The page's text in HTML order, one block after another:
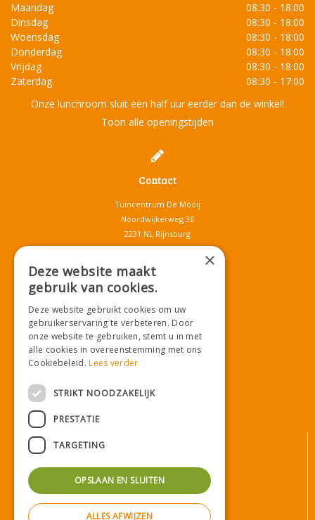
Maandag
08:30 - 18:00
Dinsdag
08:30 - 18:00
Woensdag
08:30 - 18:00
Donderdag
08:30 - 18:00
Vrijdag
08:30 - 18:00
Zaterdag
08:30 - 17:00
Onze lunchroom sluit een half uur eerder dan de winkel!
Toon alle openingstijden
Contact
Tuincentrum De Mooij
Noordwijkerweg 36
2231 NL Rijnsburg
T.071-4080959
info@tuincentrumdemooij.nl
Download onze App!
×
Deze website maakt
gebruik van cookies.
Deze website gebruikt cookies om uw
gebruikerservaring te verbeteren. Door
onze website te gebruiken, stemt u in met
alle cookies in overeenstemming met ons
Cookiebeleid.Lees verder
STRIKT NOODZAKELIJK
PRESTATIE
TARGETING
OPSLAAN EN SLUITEN
ALLES AFWIJZEN